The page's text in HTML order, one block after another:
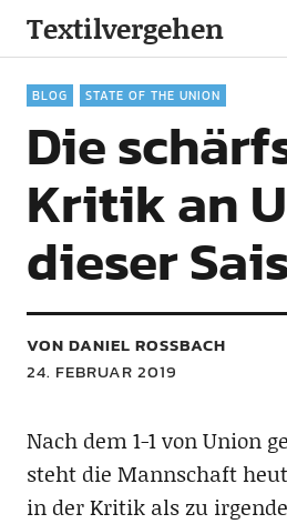
Textilvergehen
BLOG STATE OF THE UNION
Die
Kritik an
dieser
VON DANIEL ROSSBACH
24. FEBRUAR 2019
Nach dem 1-1 von Union
steht die Mannschaft
in der Kritik als zu